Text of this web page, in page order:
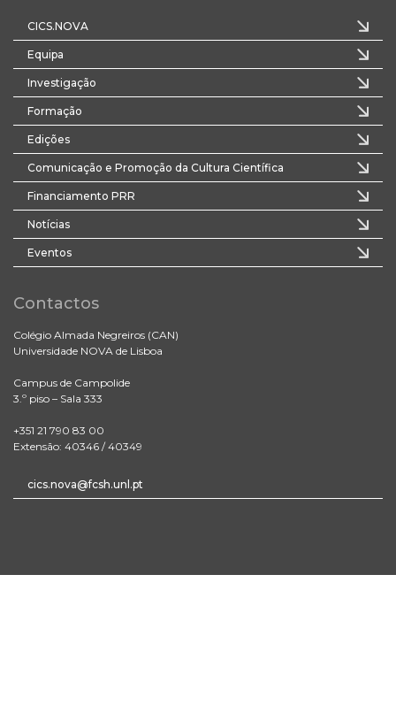
CICS.NOVA
Equipa
Investigação
Formação
Edições
Comunicação e Promoção da Cultura Científica
Financiamento PRR
Notícias
Eventos
Contactos
Colégio Almada Negreiros (CAN)
Universidade NOVA de Lisboa
Campus de Campolide
3.º piso – Sala 333
+351 21 790 83 00
Extensão: 40346 / 40349
cics.nova@fcsh.unl.pt